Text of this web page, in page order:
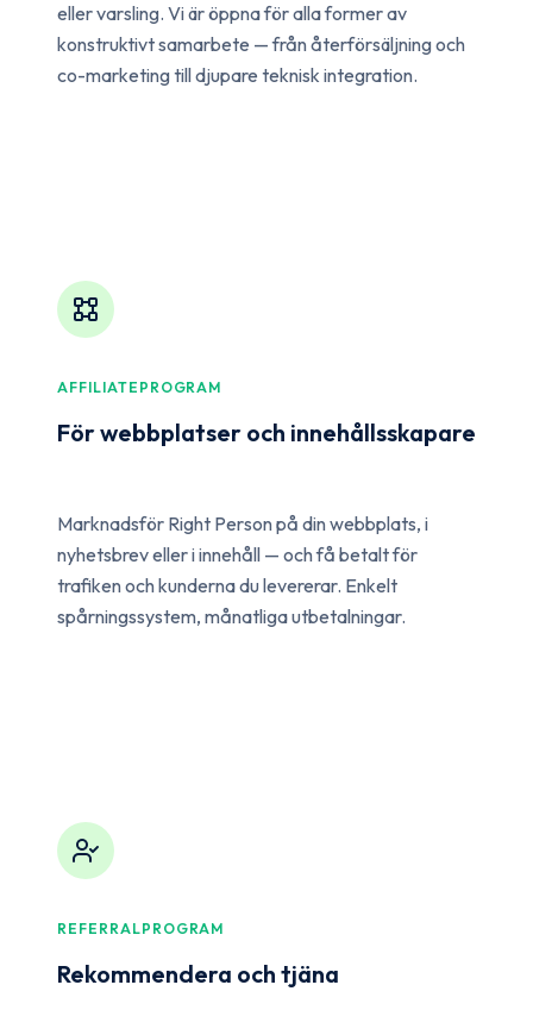
eller varsling. Vi är öppna för alla former av
konstruktivt samarbete — från återförsäljning och
co-marketing till djupare teknisk integration.
AFFILIATEPROGRAM
För webbplatser och innehållsskapare
Marknadsför Right Person på din webbplats, i
nyhetsbrev eller i innehåll — och få betalt för
trafiken och kunderna du levererar. Enkelt
spårningssystem, månatliga utbetalningar.
REFERRALPROGRAM
Rekommendera och tjäna